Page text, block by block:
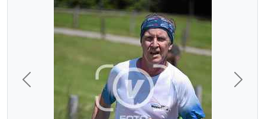
Previous Next